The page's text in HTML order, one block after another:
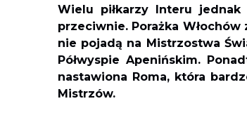
Wielu piłkarzy Interu
przeciwnie. Porażka
nie pojadą na Mistrzostwa
Półwyspie Apenińskim.
nastawiona Roma, która
Mistrzów.